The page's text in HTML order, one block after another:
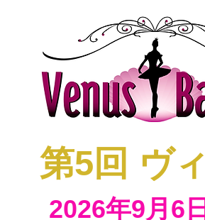
第5回 ヴ
2026年9月6